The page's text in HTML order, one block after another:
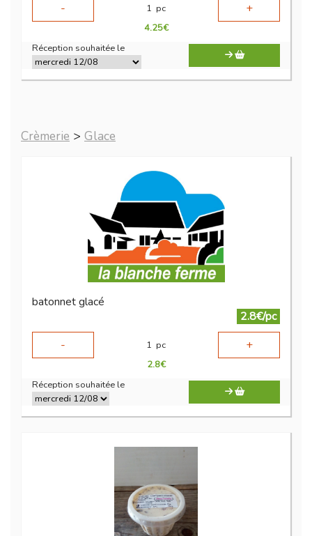
-
1 pc +
4.25€
Réception souhaitée le
Crèmerie > Glace
batonnet glacé
2.8€/pc
-
1 pc +
2.8€
Réception souhaitée le